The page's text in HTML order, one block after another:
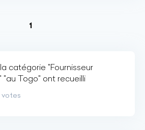
1
catégorie "Fournisseur
Togo" ont recueilli
votes